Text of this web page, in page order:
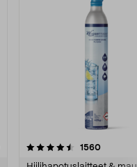
1560
4.5viidestä